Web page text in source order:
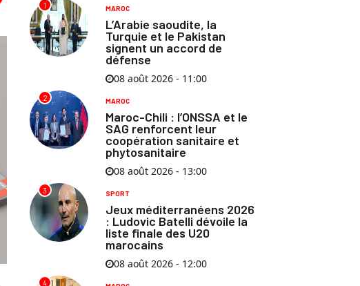
1 MAROC
L’Arabie saoudite, la
Turquie et le Pakistan
signent un accord de
défense
08 août 2026 - 11:00
2 MAROC
Maroc-Chili : l’ONSSA et le
SAG renforcent leur
coopération sanitaire et
phytosanitaire
08 août 2026 - 13:00
3 SPORT
Jeux méditerranéens 2026
: Ludovic Batelli dévoile la
liste finale des U20
marocains
08 août 2026 - 12:00
4